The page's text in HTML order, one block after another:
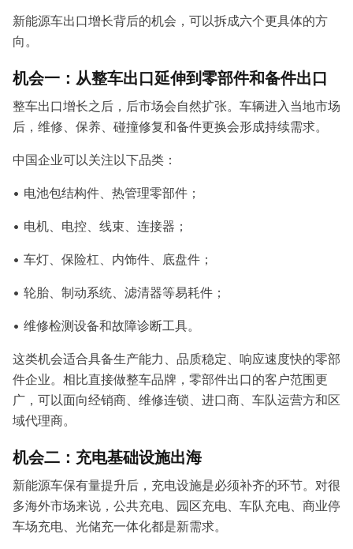
新能源车出口增长背后的机会，可以拆成六个更具体的方
向。
机会一：从整车出口延伸到零部件和备件出口
整车出口增长之后，后市场会自然扩张。车辆进入当地市场
后，维修、保养、碰撞修复和备件更换会形成持续需求。
中国企业可以关注以下品类：
• 电池包结构件、热管理零部件；
• 电机、电控、线束、连接器；
• 车灯、保险杠、内饰件、底盘件；
• 轮胎、制动系统、滤清器等易耗件；
• 维修检测设备和故障诊断工具。
这类机会适合具备生产能力、品质稳定、响应速度快的零部
件企业。相比直接做整车品牌，零部件出口的客户范围更
广，可以面向经销商、维修连锁、进口商、车队运营方和区
域代理商。
机会二：充电基础设施出海
新能源车保有量提升后，充电设施是必须补齐的环节。对很
多海外市场来说，公共充电、园区充电、车队充电、商业停
车场充电、光储充一体化都是新需求。